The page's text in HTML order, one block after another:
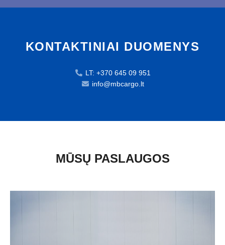
KONTAKTINIAI DUOMENYS
LT: +370 645 09 951
info@mbcargo.lt
MŪSŲ PASLAUGOS